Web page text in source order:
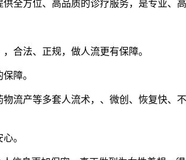
方位、高品质的诊疗服务，是专业、高
合法、正规，做人流更有保障。
障。
产等多套人流术，、微创、恢复快、
。